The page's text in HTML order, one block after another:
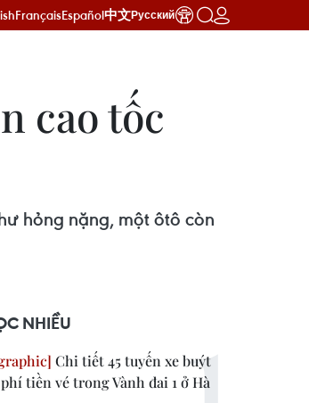
FrançaisEspañol中文Русский
cao tốc
hỏng nặng, một ôtô còn
NHIỀU
Chi tiết 45 tuyến xe buýt
tiền vé trong Vành đai 1 ở Hà